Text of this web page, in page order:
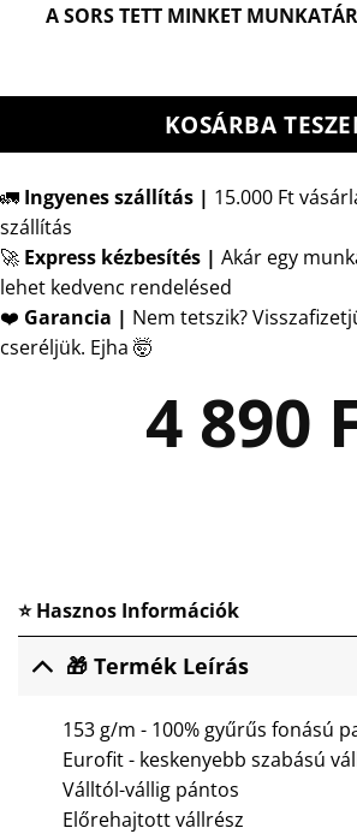
A SORS TETT MINKET
KOSÁRBA
🚛 Ingyenes szállítás | 15.000 Ft
szállítás
🚀 Express kézbesítés | Akár egy
lehet kedvenc rendelésed
❤️ Garancia | Nem tetszik?
cseréljük. Ejha 🤯
4 890
⭐ Hasznos Információk
🎁 Termék Leírás
153 g/m - 100% gyűrűs fonású
Eurofit - keskenyebb szabású
Válltól-vállig pántos
Előrehajtott vállrész